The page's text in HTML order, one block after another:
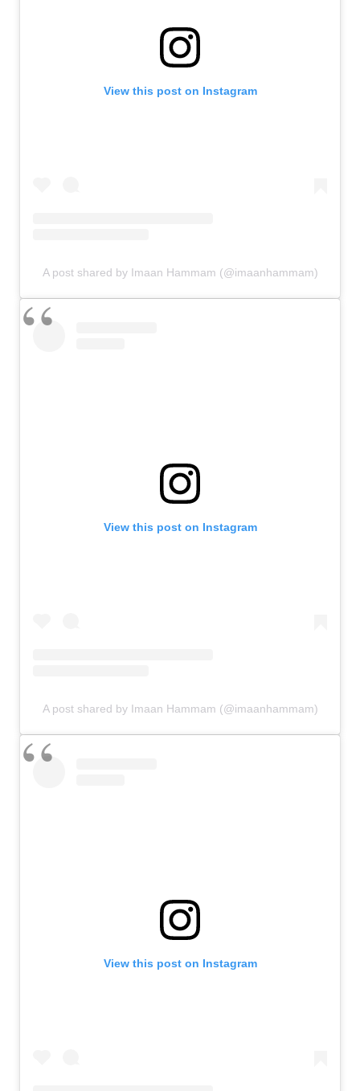
View this post on Instagram
A post shared by Imaan Hammam (@imaanhammam)
View this post on Instagram
A post shared by Imaan Hammam (@imaanhammam)
View this post on Instagram